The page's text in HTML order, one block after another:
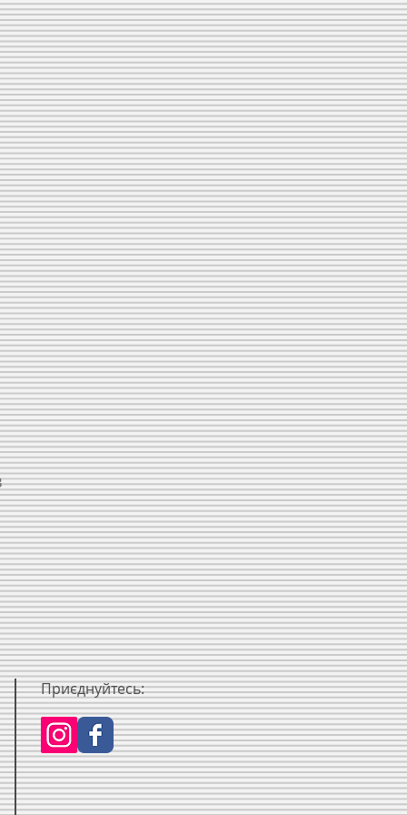
Приєднуйтесь: